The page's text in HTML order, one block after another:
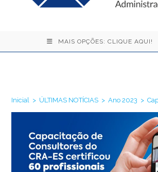
MAIS OPÇÕES: CLIQUE AQUI!
Inicial > ÚLTIMAS NOTÍCIAS > Ano 2023 >